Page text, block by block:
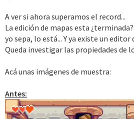
A ver si ahora superamos el record...
La edición de mapas esta
yo sepa, lo está... Y ya existe un editor
Queda investigar las propiedades de
Acá unas imágenes de muestra:
Antes: